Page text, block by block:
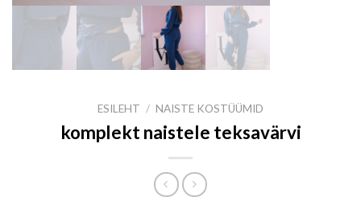
ESILEHT / NAISTE KOSTÜÜMID
komplekt naistele teksavärvi